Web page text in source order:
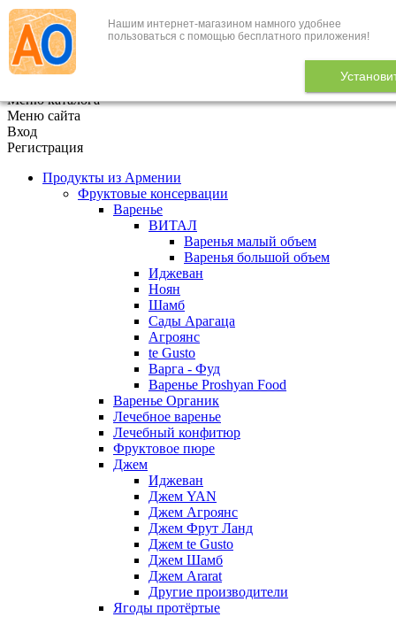
Нашим интернет-магазином намного удобнее
пользоваться с помощью бесплатного приложения!
+7 (495) 646-888-1
В корзине 0
Меню каталога
Меню сайта
Вход
Регистрация
Продукты из Армении
Фруктовые консервации
Варенье
ВИТАЛ
Варенья малый объем
Варенья большой объем
Иджеван
Ноян
Шамб
Сады Арагаца
Агроянс
te Gusto
Варга - Фуд
Варенье Proshyan Food
Варенье Органик
Лечебное варенье
Лечебный конфитюр
Фруктовое пюре
Джем
Иджеван
Джем YAN
Джем Агроянс
Джем Фрут Ланд
Джем te Gusto
Джем Шамб
Джем Ararat
Другие производители
Ягоды протёртые